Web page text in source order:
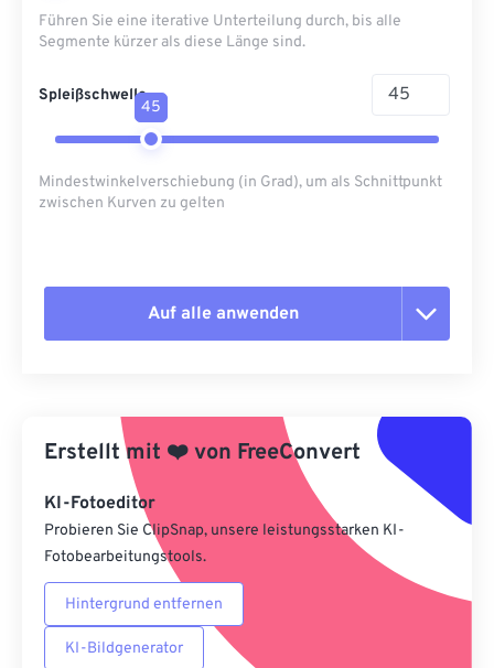
Führen Sie eine iterative Unterteilung durch, bis alle
Segmente kürzer als diese Länge sind.
Spleißschwelle
45
Mindestwinkelverschiebung (in Grad), um als Schnittpunkt
zwischen Kurven zu gelten
Auf alle anwenden
Aus Vorgabe anwenden
Als Vorgabe speichern
Erstellt mit ❤️von FreeConvert
KI-Fotoeditor
Probieren Sie ClipSnap, unsere leistungsstarken KI-
Fotobearbeitungstools.
Hintergrund entfernen
KI-Bildgenerator